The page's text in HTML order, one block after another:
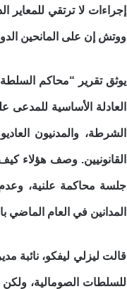
إجراءات لا ترتقي
ووتش إن على المانحين
العادلة الأساسية
القانونيين. وصف هؤلاء
المدانين في العام الماضي
قالت ليزلي ليفكو، نائبة
للسلطات الصومالية، ولكن